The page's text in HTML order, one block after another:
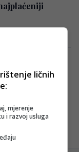
ličnih
mjerenje
i razvoj usluga